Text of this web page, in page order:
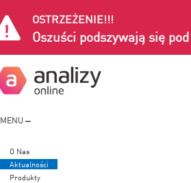
OSTRZEŻENIE!!!
Oszuści podszywają się
MENU
O Nas
Aktualności
Produkty